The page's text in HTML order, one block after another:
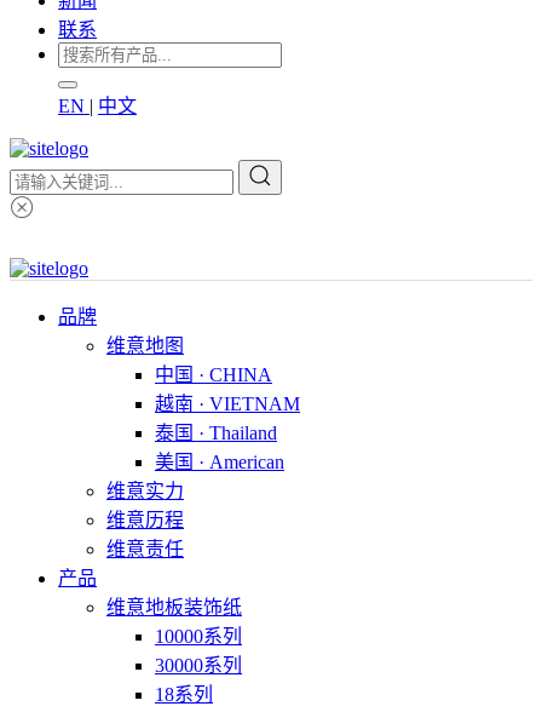
联系
EN | 中文
品牌
维意地图
中国 · CHINA
越南 · VIETNAM
泰国 · Thailand
美国 · American
维意实力
维意历程
维意责任
产品
维意地板装饰纸
10000系列
30000系列
18系列